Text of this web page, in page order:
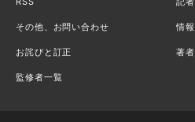
その他、お問い合わせ 情
お詫びと訂正 著
監修者一覧